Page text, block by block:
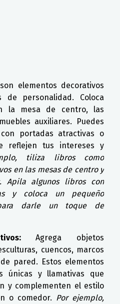
elementos decorativos
de personalidad. Coloca
la mesa de centro, las
auxiliares. Puedes
portadas atractivas o
reflejen tus intereses y
tiliza libros como
en las mesas de centro y
Apila algunos libros con
y coloca un pequeño
darle un toque de
Agrega objetos
cuencos, marcos
pared. Estos elementos
únicas y llamativas que
y complementen el estilo
o comedor. Por ejemplo,